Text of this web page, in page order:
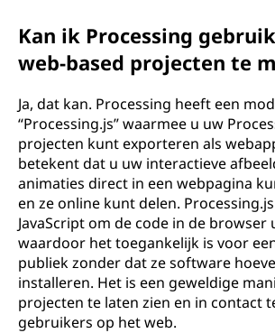
Kan ik Processing
web-based projecten te
Ja, dat kan. Processing heeft een
“Processing.js” waarmee u uw
projecten kunt exporteren als
betekent dat u uw interactieve
animaties direct in een webpagina
en ze online kunt delen.
JavaScript om de code in de browser
waardoor het toegankelijk is voor
publiek zonder dat ze software
installeren. Het is een geweldige
projecten te laten zien en in contact
gebruikers op het web.